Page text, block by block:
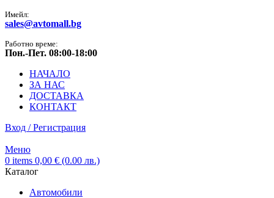
Имейл:
sales@avtomall.bg
Работно време:
Пон.-Пет. 08:00-18:00
НАЧАЛО
ЗА НАС
ДОСТАВКА
КОНТАКТ
Вход / Регистрация
Меню
0 items 0,00 € (0.00 лв.)
Каталог
Автомобили